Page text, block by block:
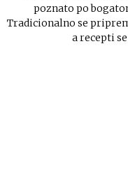
poznato po
Tradicionalno se
a recepti